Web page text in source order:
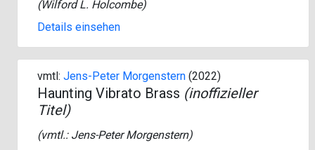
(Wilford L. Holcombe)
Details einsehen
vmtl: Jens-Peter Morgenstern (2022)
Haunting Vibrato Brass (inoffizieller
Titel)
(vmtl.: Jens-Peter Morgenstern)